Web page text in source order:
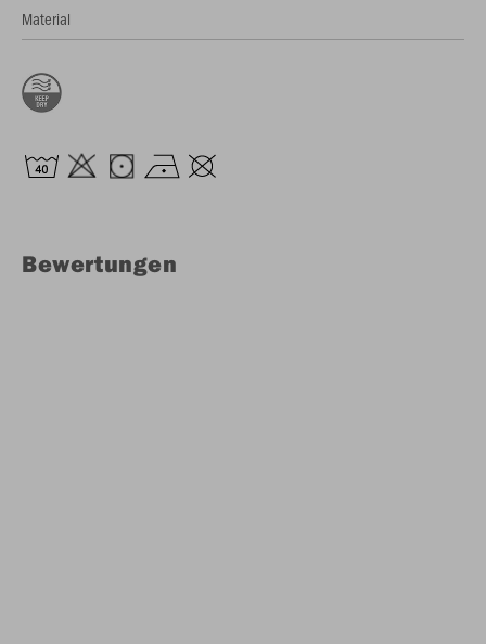
Material
Bewertungen